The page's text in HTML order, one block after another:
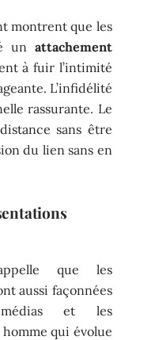
montrent que les
un attachement
à fuir l’intimité
L’infidélité
rassurante. Le
sans être
du lien sans en
que les
aussi façonnées
et les
qui évolue